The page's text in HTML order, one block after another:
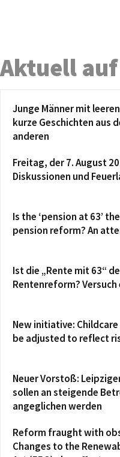
Aktuell auf
Junge Männer mit
kurze Geschichten aus
anderen
Freitag, der 7. August
Diskussionen und
Is the ‘pension at 63’
pension reform? An
Ist die „Rente mit 63“
Rentenreform? Versuch
New initiative:
be adjusted to reflect
Neuer Vorstoß:
sollen an steigende
angeglichen werden
Reform fraught with
Changes to the